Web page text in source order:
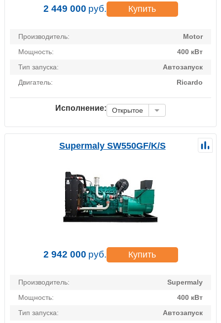
2 449 000 руб. Купить
Производитель:
Motor
Мощность:
400 кВт
Тип запуска:
Автозапуск
Двигатель:
Ricardo
Исполнение: Открытое
Supermaly SW550GF/K/S
2 942 000 руб. Купить
Производитель:
Supermaly
Мощность:
400 кВт
Тип запуска:
Автозапуск